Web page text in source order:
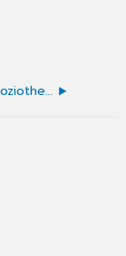
Verordnung Soziotherapie ausfüllen